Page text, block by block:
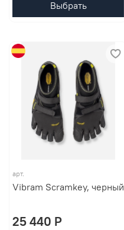
Выбрать
арт.
Vibram Scramkey, черный
25 440 P